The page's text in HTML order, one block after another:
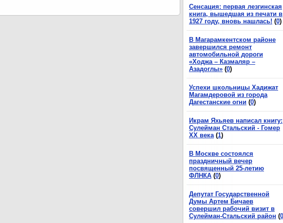
Сенсация: первая лезгинская
книга, вышедшая из печати в
1927 году, вновь нашлась! (0)
В Магарамкентском районе
завершился ремонт
автомобильной дороги
«Ходжа – Казмаляр –
Азадоглы» (0)
Успехи школьницы Хадижат
Магамдеровой из города
Дагестанские огни (0)
Икрам Яхьяев написал книгу:
Сулейман Стальский - Гомер
XX века (1)
В Москве состоялся
праздничный вечер
посвященный 25-летию
ФЛНКА (0)
Депутат Государственной
Думы Артем Бичаев
совершил рабочий визит в
Сулейман-Стальский район (0